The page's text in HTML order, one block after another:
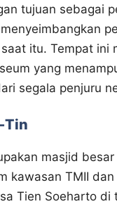
tujuan sebagai
itu. Tempat ini
yang
segala penjuru
Tin
masjid besar
kawasan TMII
Tien Soeharto di